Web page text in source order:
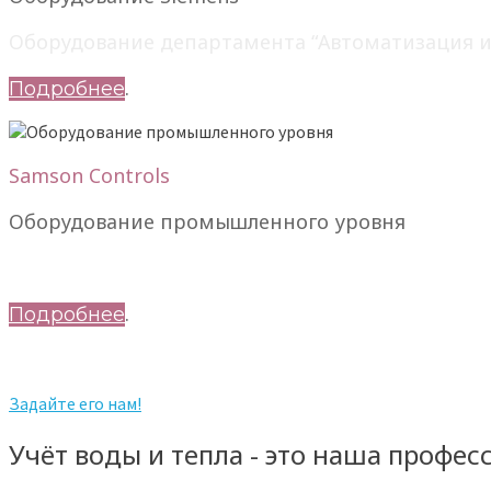
Подробнее.
Samson Controls
Оборудование промышленного уровня
Подробнее.
Задайте его нам!
Учёт воды и тепла - это наша